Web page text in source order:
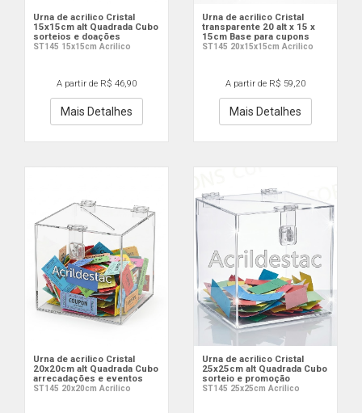
Urna de acrilico Cristal
15x15cm alt Quadrada Cubo
sorteios e doações
ST145 15x15cm Acrilico
A partir de R$ 46,90
Mais Detalhes
Urna de acrilico Cristal
transparente 20 alt x 15 x
15cm Base para cupons
ST145 20x15x15cm Acrilico
A partir de R$ 59,20
Mais Detalhes
Urna de acrilico Cristal
20x20cm alt Quadrada Cubo
arrecadações e eventos
ST145 20x20cm Acrilico
Urna de acrilico Cristal
25x25cm alt Quadrada Cubo
sorteio e promoção
ST145 25x25cm Acrilico